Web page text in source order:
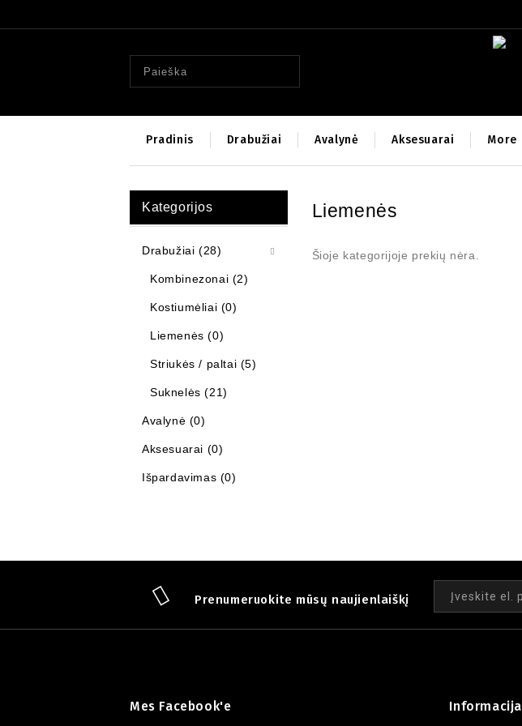
Pradinis Drabužiai Avalynė Aksesuarai More
Kategorijos
Drabužiai (28)
Kombinezonai (2)
Kostiumėliai (0)
Liemenės (0)
Striukės / paltai (5)
Suknelės (21)
Avalynė (0)
Aksesuarai (0)
Išpardavimas (0)
Liemenės
Šioje kategorijoje prekių nėra.
Prenumeruokite mūsų naujienlaiškį
Mes Facebook'e Informacija